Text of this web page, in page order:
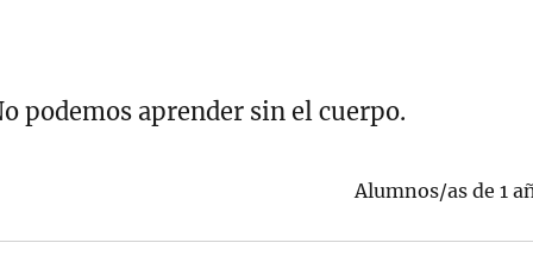
podemos aprender sin el cuerpo.
Alumnos/as de 1